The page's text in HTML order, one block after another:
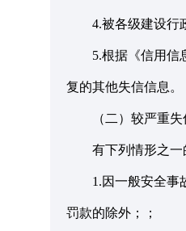
4.被各级建设行
5.根据《信用信息
复的其他失信信息
（二）较严重失
有下列情形之一
1.因一般安全事故
罚款的除外；；